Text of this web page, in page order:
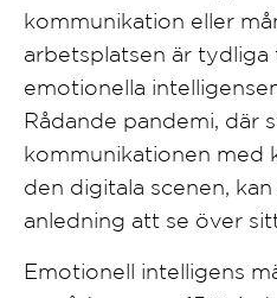
kommunikation eller
arbetsplatsen är tydliga
emotionella
Rådande pandemi, där
kommunikationen med
den digitala scenen,
anledning att se över sitt
Emotionell intelligens